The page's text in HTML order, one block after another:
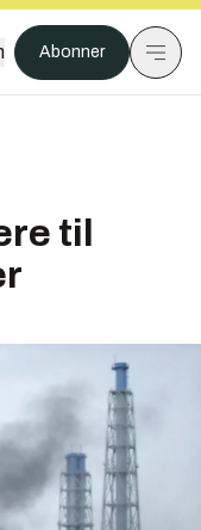
Abonner
til